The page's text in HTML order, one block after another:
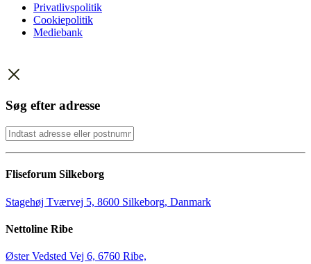
Privatlivspolitik
Cookiepolitik
Mediebank
Søg efter adresse
Fliseforum Silkeborg
Stagehøj Tværvej 5, 8600 Silkeborg, Danmark
Nettoline Ribe
Øster Vedsted Vej 6, 6760 Ribe,